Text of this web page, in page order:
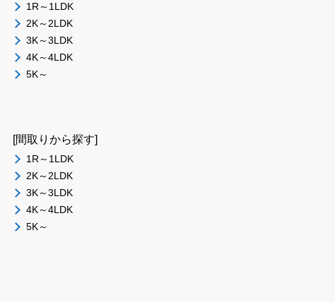
1R～1LDK
2K～2LDK
3K～3LDK
4K～4LDK
5K～
[間取りから探す]
1R～1LDK
2K～2LDK
3K～3LDK
4K～4LDK
5K～